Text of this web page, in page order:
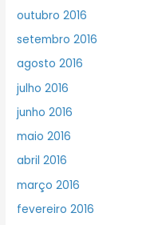
outubro 2016
setembro 2016
agosto 2016
julho 2016
junho 2016
maio 2016
abril 2016
março 2016
fevereiro 2016